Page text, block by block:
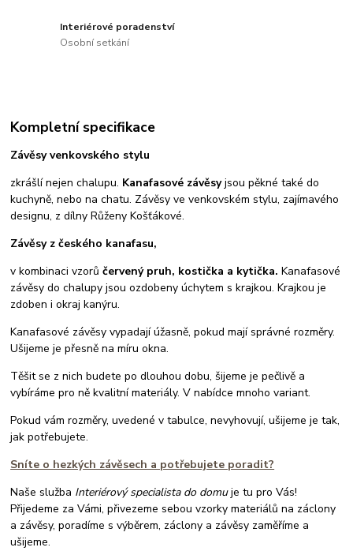
Interiérové poradenství
Osobní setkání
Kompletní specifikace
Závěsy venkovského stylu
zkrášlí nejen chalupu. Kanafasové závěsyjsou pěkné také do
kuchyně, nebo na chatu. Závěsy ve venkovském stylu, zajímavého
designu, z dílny Růženy Košťákové.
Závěsy z českého kanafasu,
v kombinaci vzorůčervený pruh, kostička a kytička.Kanafasové
závěsy do chalupy jsou ozdobeny úchytem s krajkou. Krajkou je
zdoben i okraj kanýru.
Kanafasové závěsy vypadají úžasně, pokud mají správné rozměry.
Ušijeme je přesně na míru okna.
Těšit se z nich budete po dlouhou dobu, šijeme je pečlivě a
vybíráme pro ně kvalitní materiály. V nabídce mnoho variant.
Pokud vám rozměry, uvedené v tabulce, nevyhovují, ušijeme je tak,
jak potřebujete.
Sníte o hezkých závěsech a potřebujete poradit?
Naše služba Interiérový specialista do domuje tu pro Vás!
Přijedeme za Vámi, přivezeme sebou vzorky materiálů na záclony
a závěsy, poradíme s výběrem, záclony a závěsy zaměříme a
ušijeme.